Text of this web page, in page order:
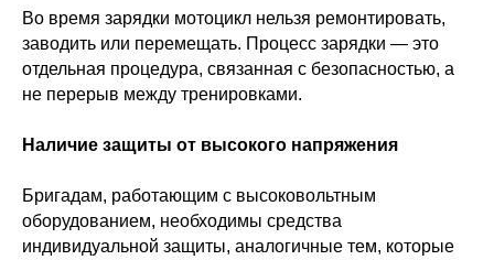
Во время зарядки мотоцикл нельзя ремонтировать,
заводить или перемещать. Процесс зарядки — это
отдельная процедура, связанная с безопасностью, а
не перерыв между тренировками.
Наличие защиты от высокого напряжения
Бригадам, работающим с высоковольтным
оборудованием, необходимы средства
индивидуальной защиты, аналогичные тем, которые